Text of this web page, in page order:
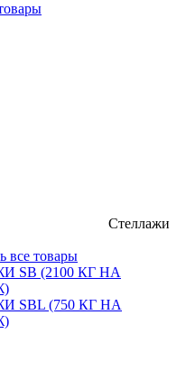
Стеллажи
все товары
SB (2100 КГ НА
SBL (750 КГ НА